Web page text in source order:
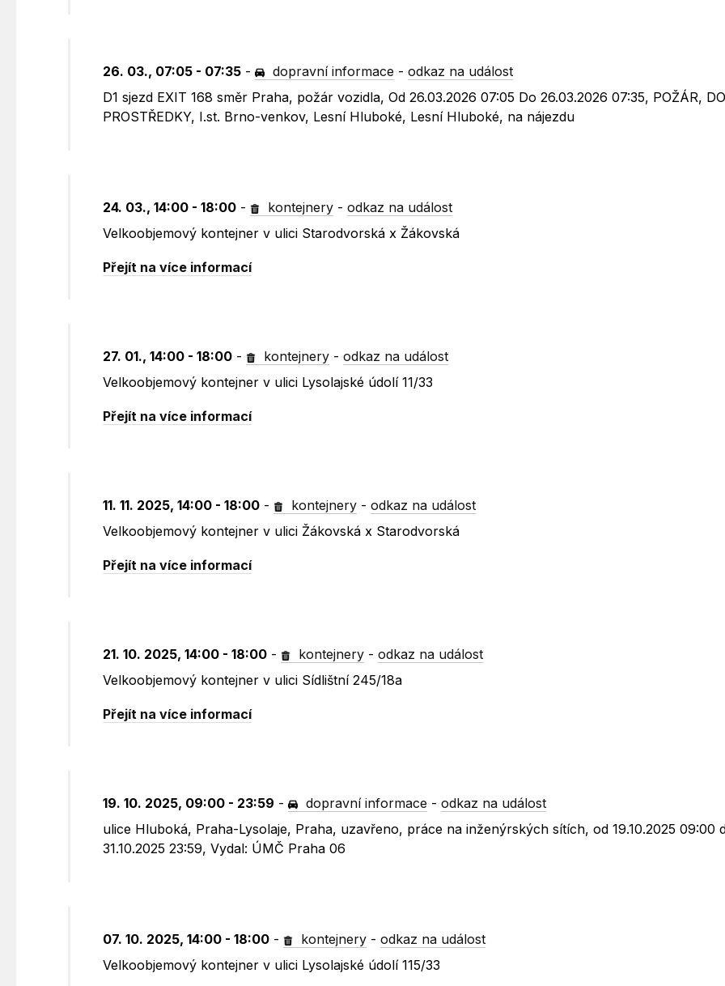
26. 03., 07:05 - 07:35 - dopravní informace -odkaz na událost
D1 sjezd EXIT 168 směr Praha, požár vozidla, Od 26.03.2026 07:05 Do 26.03.2026 07:35, POŽÁR,
PROSTŘEDKY, I.st. Brno-venkov, Lesní Hluboké, Lesní Hluboké, na nájezdu
24. 03., 14:00 - 18:00 - kontejnery -odkaz na událost
Velkoobjemový kontejner v ulici Starodvorská x Žákovská
Přejít na více informací
27. 01., 14:00 - 18:00 - kontejnery -odkaz na událost
Velkoobjemový kontejner v ulici Lysolajské údolí 11/33
Přejít na více informací
11. 11. 2025, 14:00 - 18:00 - kontejnery -odkaz na událost
Velkoobjemový kontejner v ulici Žákovská x Starodvorská
Přejít na více informací
21. 10. 2025, 14:00 - 18:00 - kontejnery -odkaz na událost
Velkoobjemový kontejner v ulici Sídlištní 245/18a
Přejít na více informací
19. 10. 2025, 09:00 - 23:59 - dopravní informace -odkaz na událost
ulice Hluboká, Praha-Lysolaje, Praha, uzavřeno, práce na inženýrských sítích, od 19.10.2025 09:00
31.10.2025 23:59, Vydal: ÚMČ Praha 06
07. 10. 2025, 14:00 - 18:00 - kontejnery -odkaz na událost
Velkoobjemový kontejner v ulici Lysolajské údolí 115/33